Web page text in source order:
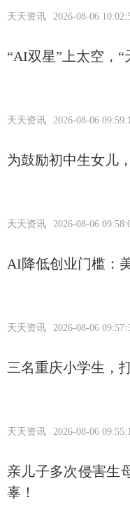
天天资讯 2026-08-06
“AI双星”上太空，
天天资讯 2026-08-06
为鼓励初中生女儿
天天资讯 2026-08-06
AI降低创业门槛：
天天资讯 2026-08-06
三名重庆小学生，
天天资讯 2026-08-06
亲儿子多次侵害生
辜！